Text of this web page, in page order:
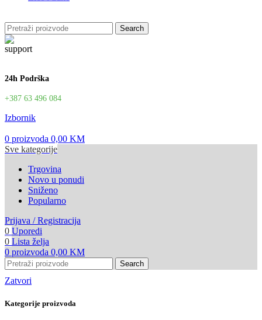
Search
24h Podrška
+387 63 496 084
Izbornik
0 proizvoda 0,00 KM
Sve kategorije
Trgovina
Novo u ponudi
Sniženo
Popularno
Prijava / Registracija
0 Uporedi
0 Lista želja
0 proizvoda 0,00 KM
Search
Zatvori
Kategorije proizvoda